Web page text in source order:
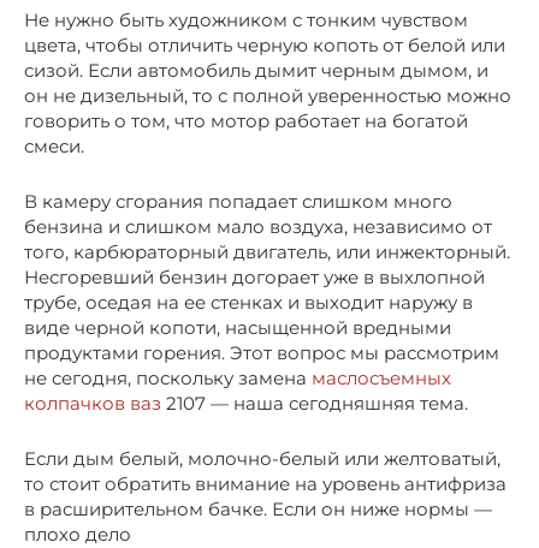
Не нужно быть художником с тонким чувством
цвета, чтобы отличить черную копоть от белой или
сизой. Если автомобиль дымит черным дымом, и
он не дизельный, то с полной уверенностью можно
говорить о том, что мотор работает на богатой
смеси.
В камеру сгорания попадает слишком много
бензина и слишком мало воздуха, независимо от
того, карбюраторный двигатель, или инжекторный.
Несгоревший бензин догорает уже в выхлопной
трубе, оседая на ее стенках и выходит наружу в
виде черной копоти, насыщенной вредными
продуктами горения. Этот вопрос мы рассмотрим
не сегодня, поскольку замена маслосъемных
колпачков ваз 2107 — наша сегодняшняя тема.
Если дым белый, молочно-белый или желтоватый,
то стоит обратить внимание на уровень антифриза
в расширительном бачке. Если он ниже нормы —
плохо дело